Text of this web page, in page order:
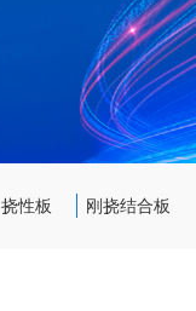
挠性板 刚挠结合板